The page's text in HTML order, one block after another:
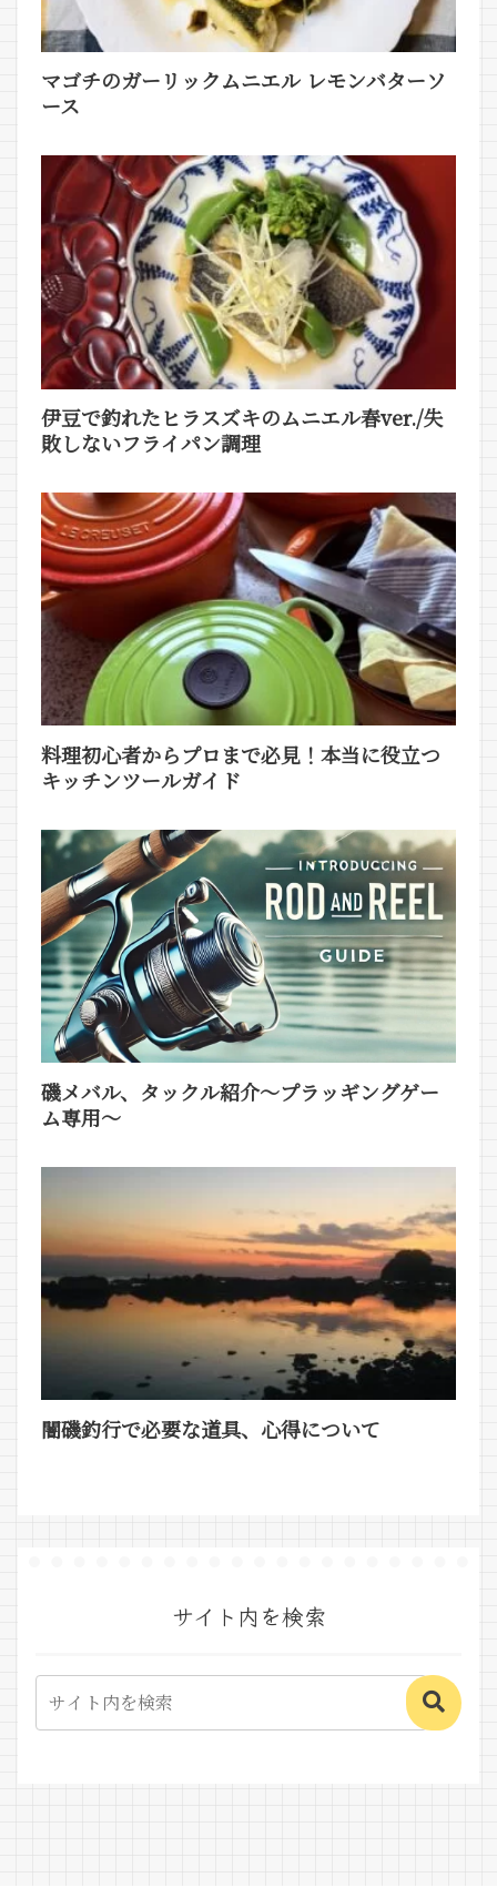
マゴチのガーリックムニエル レモンバターソ
ース
伊豆で釣れたヒラスズキのムニエル春ver./失
敗しないフライパン調理
料理初心者からプロまで必見！本当に役立つ
キッチンツールガイド
磯メバル、タックル紹介～プラッギングゲー
ム専用～
闇磯釣行で必要な道具、心得について
サイト内を検索